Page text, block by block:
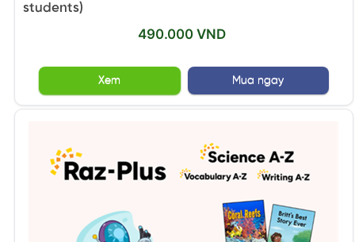
students)
490.000 VND
Xem Mua ngay